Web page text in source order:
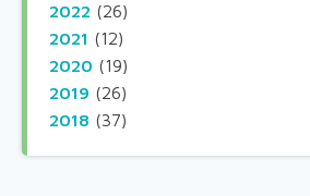
2022 (26)
2021 (12)
2020 (19)
2019 (26)
2018 (37)